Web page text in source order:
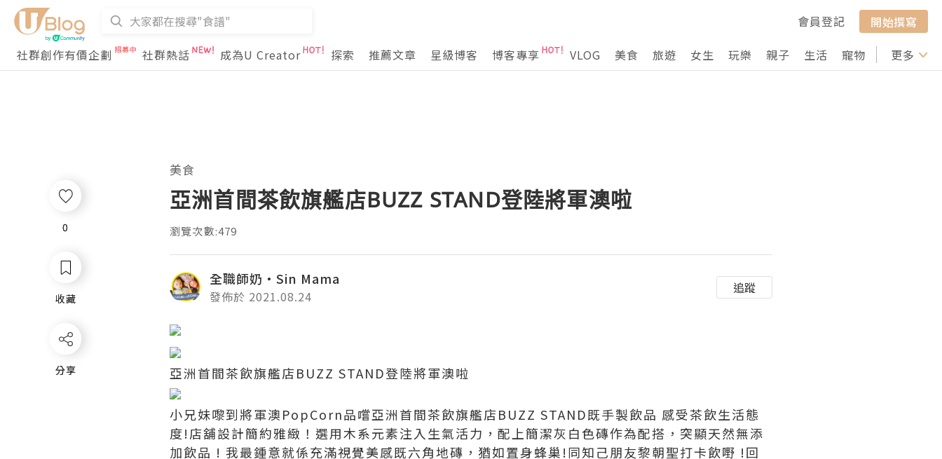
會員登記
開始撰寫
社群創作有價企劃
社群熱話 成為U Creator 探索 推薦文章 星級博客 博客專享 VLOG 美食 旅遊 女生 玩樂 親子 生活 寵物 行山 打卡
更多
0
收藏
分享
美食
亞洲首間茶飲旗艦店BUZZ STAND登陸將軍澳啦
瀏覽次數:479
全職師奶‧Sin Mama
發佈於 2021.08.24
追蹤
亞洲首間茶飲旗艦店BUZZ STAND登陸將軍澳啦
小兄妹嚟到將軍澳PopCorn品嚐亞洲首間茶飲旗艦店BUZZ STAND既手製飲品 感受茶飲生活態
度!店舖設計簡約雅緻！選用木系元素注入生氣活力，配上簡潔灰白色磚作為配搭，突顯天然無添
加飲品 ! 我最鍾意就係充滿視覺美感既六角地磚，猶如置身蜂巢!同知己朋友黎朝聖打卡飲嘢 !回
0
收藏
分享